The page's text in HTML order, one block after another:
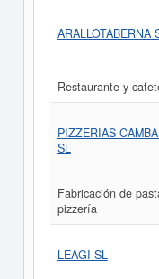
ARALLOTABERNA
Restaurante y
PIZZERIAS
SL
Fabricación de
pizzería
LEAGI SL